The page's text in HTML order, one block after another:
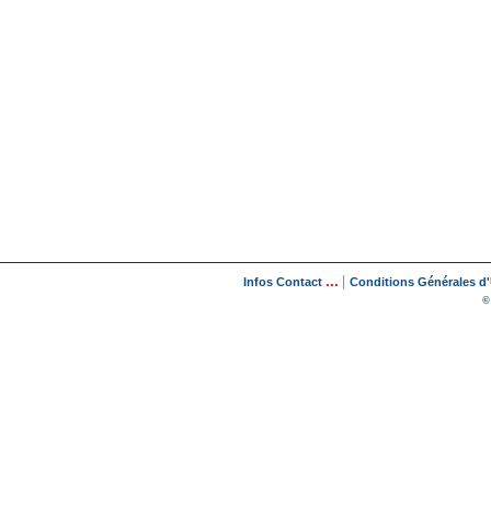
Infos Contact ... Conditions Générales
©